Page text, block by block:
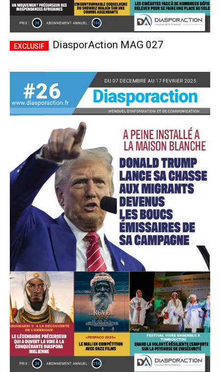
Plans d'abonnement
Accès gratuit
Gratuit /accès limité
Quelques articles
Annonces
Tous les articles
Le magazine
CHOISIR LE FORFAIT
DiasporAction MAG 027